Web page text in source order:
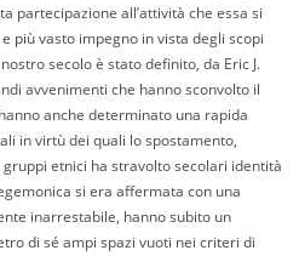
partecipazione all’attività che essa si
più vasto impegno in vista degli scopi
secolo è stato definito, da Eric J.
avvenimenti che hanno sconvolto il
anche determinato una rapida
in virtù dei quali lo spostamento,
etnici ha stravolto secolari identità
si era affermata con una
inarrestabile, hanno subito un
di sé ampi spazi vuoti nei criteri di